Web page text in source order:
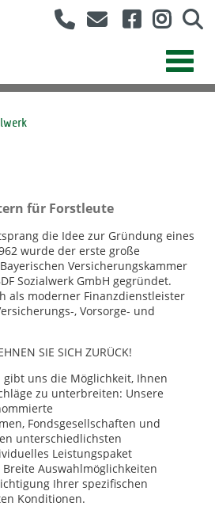
für Forstleute
die Idee zur Gründung eines
wurde der erste große
Versicherungskammer
Sozialwerk GmbH gegründet.
als moderner Finanzdienstleister
, Vorsorge- und
SIE SICH ZURÜCK!
gibt uns die Möglichkeit, Ihnen
zu unterbreiten: Unsere
Fondsgesellschaften und
unterschiedlichsten
Leistungspaket
Auswahlmöglichkeiten
Ihrer spezifischen
Konditionen.